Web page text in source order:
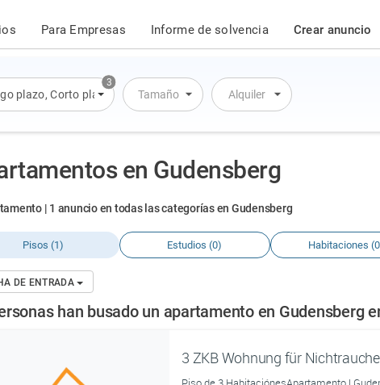
Para Empresas Informe de solvencia Crear anuncio
3
plazo,Corto plazo , Alquiler por día
Tamaño Alquiler
en Gudensberg
| 1 anuncio en todas las categorías en Gudensberg
Pisos (1) Estudios (0) Habitaciones
DE ENTRADA
han busado un apartamento en Gudensberg
3 ZKB Wohnung für